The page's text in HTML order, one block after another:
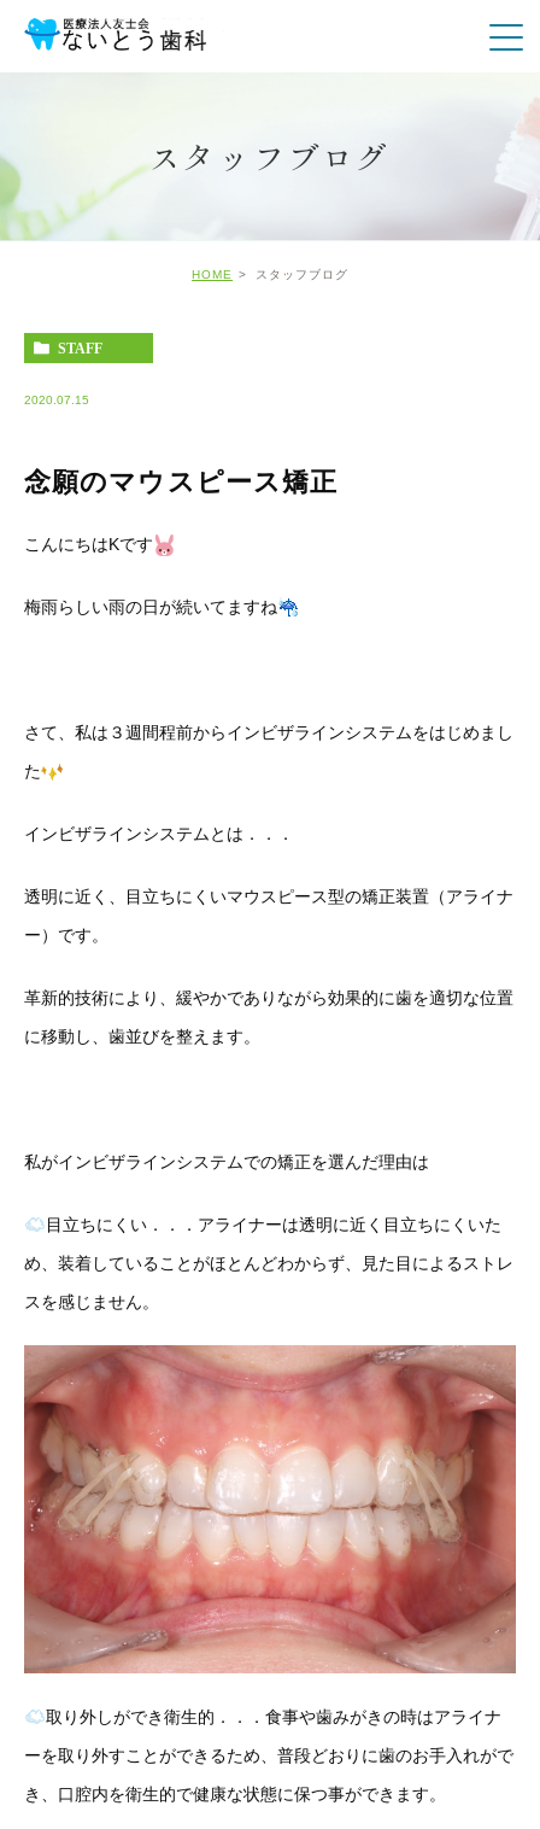
スタッフブログ
HOME スタッフブログ
STAFF
2020.07.15
念願のマウスピース矯正
こんにちはKです
梅雨らしい雨の日が続いてますね
さて、私は３週間程前からインビザラインシステムをはじめまし
た
インビザラインシステムとは．．．
透明に近く、目立ちにくいマウスピース型の矯正装置（アライナ
ー）です。
革新的技術により、緩やかでありながら効果的に歯を適切な位置
に移動し、歯並びを整えます。
私がインビザラインシステムでの矯正を選んだ理由は
目立ちにくい．．．アライナーは透明に近く目立ちにくいた
め、装着していることがほとんどわからず、見た目によるストレ
スを感じません。
取り外しができ衛生的．．．食事や歯みがきの時はアライナ
ーを取り外すことができるため、普段どおりに歯のお手入れがで
き、口腔内を衛生的で健康な状態に保つ事ができます。